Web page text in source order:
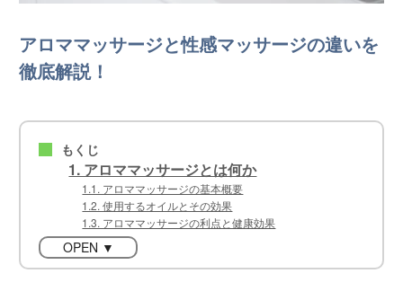
アロママッサージと性感マッサージの違いを
徹底解説！
■ もくじ
1. アロママッサージとは何か
1.1. アロママッサージの基本概要
1.2. 使用するオイルとその効果
1.3. アロママッサージの利点と健康効果
OPEN ▼